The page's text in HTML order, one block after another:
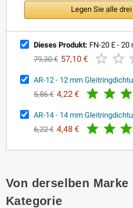
Legen Sie alle
Dieses Produkt: FN-20 E -
79,30 € 57,10 €  
AR-12 - 12 mm
5,86 € 4,22 €   
AR-14 - 14 mm
6,22 € 4,48 €   
Von derselben
Kategorie